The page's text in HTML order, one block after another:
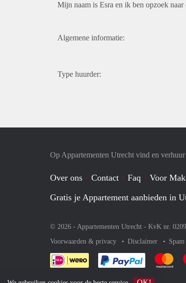
Mijn naam is Esra en ik ben opzoek
Algemene informatie:
Type huurder:
Op Appartementen Utrecht vind en
Over ons Contact Faq Voor
Gratis je Appartement aanbieden in
© 2026 - Appartementen Utrecht - KvK nr.
Voorwaarden & privacy
Disclaimer
Je rekent Je